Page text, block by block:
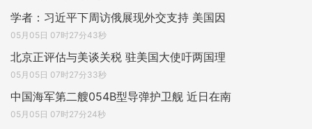
学者：习近平下周访俄展现外交支持 美国因
05月05日 07时27分43秒
北京正评估与美谈关税 驻美国大使吁两国理
05月05日 07时27分33秒
中国海军第二艘054B型导弹护卫舰 近日在南
05月05日 07时27分24秒